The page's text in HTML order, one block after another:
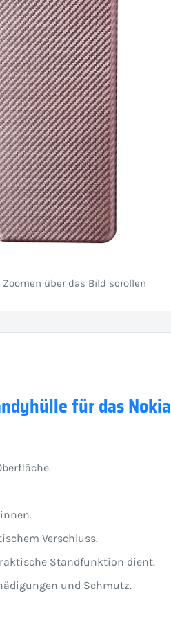
Zoomen über das Bild scrollen
für das Nokia
Verschluss.
Standfunktion dient.
und Schmutz.